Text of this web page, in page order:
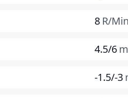
8 R/Min
4.5/6m
-1.5/-3